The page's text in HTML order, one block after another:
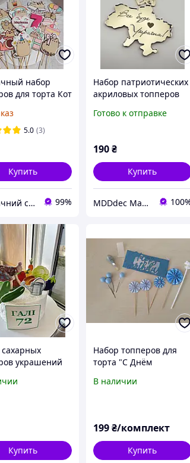
набор
для торта Кот
5.0 (3)
Купить
Пряничний світ 99%
Набор патриотических
акриловых топперов
Украины и тризуб,
Готово к отправке
190₴
Купить
MDDdec Мастерская Дизайна и Декора.
украшений
Купить
Набор топперов для
торта "С Днём
В наличии
199₴/комплект
Купить